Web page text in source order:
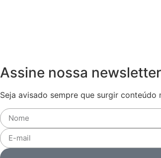
Assine nossa newsletter
Seja avisado sempre que surgir conteúdo